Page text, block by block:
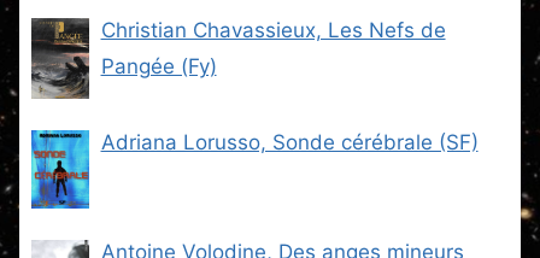
Christian Chavassieux, Les Nefs de
Pangée (Fy)
Adriana Lorusso, Sonde cérébrale (SF)
Antoine Volodine, Des anges mineurs